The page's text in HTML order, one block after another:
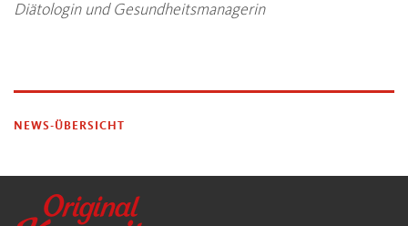
Diätologin und Gesundheitsmanagerin
NEWS-ÜBERSICHT